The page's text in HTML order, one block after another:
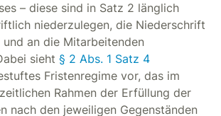
– diese sind in Satz 2 länglich
niederzulegen, die Niederschrift
an die Mitarbeitenden
sieht § 2 Abs. 1 Satz 4
Fristenregime vor, das im
Rahmen der Erfüllung der
nach den jeweiligen Gegenständen